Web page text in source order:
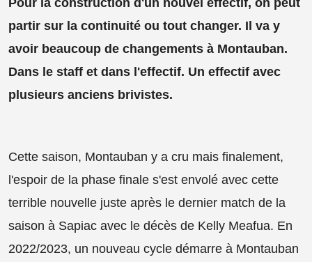
partir sur la continuité ou tout changer. Il va y
avoir beaucoup de changements à Montauban.
Dans le staff et dans l'effectif. Un effectif avec
plusieurs anciens brivistes.
Cette saison, Montauban y a cru mais finalement,
l'espoir de la phase finale s'est envolé avec cette
terrible nouvelle juste après le dernier match de la
saison à Sapiac avec le décès de Kelly Meafua. En
2022/2023, un nouveau cycle démarre à Montauban